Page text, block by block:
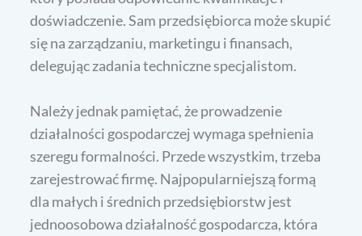
doświadczenie. Sam przedsiębiorca może skupić
się na zarządzaniu, marketingu i finansach,
delegując zadania techniczne specjalistom.
Należy jednak pamiętać, że prowadzenie
działalności gospodarczej wymaga spełnienia
szeregu formalności. Przede wszystkim, trzeba
zarejestrować firmę. Najpopularniejszą formą
dla małych i średnich przedsiębiorstw jest
jednoosobowa działalność gospodarcza, która